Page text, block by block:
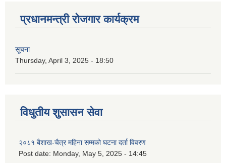
प्रधानमन्त्री रोजगार कार्यक्रम
सूचना
Thursday, April 3, 2025 - 18:50
विधुतीय शुसासन सेवा
२०८१ बैशाख-चैत्र महिना सम्मको घटना दर्ता विवरण
Post date: Monday, May 5, 2025 - 14:45